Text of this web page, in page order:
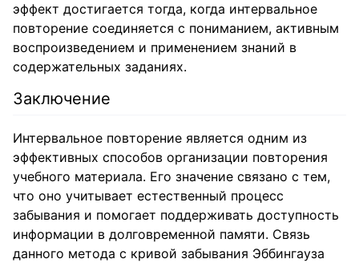
эффект достигается тогда, когда интервальное
повторение соединяется с пониманием, активным
воспроизведением и применением знаний в
содержательных заданиях.
Заключение
Интервальное повторение является одним из
эффективных способов организации повторения
учебного материала. Его значение связано с тем,
что оно учитывает естественный процесс
забывания и помогает поддерживать доступность
информации в долговременной памяти. Связь
данного метода с кривой забывания Эббингауза